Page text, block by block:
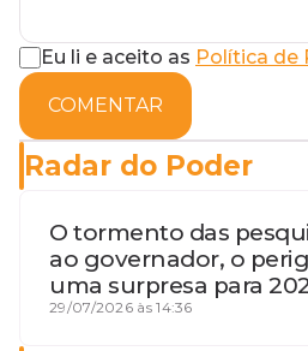
Eu li e aceito as Política de
COMENTAR
Radar do Poder
O tormento das
ao governador, o
uma surpresa para
terceira guerra mundial
29/07/2026 às 14:36